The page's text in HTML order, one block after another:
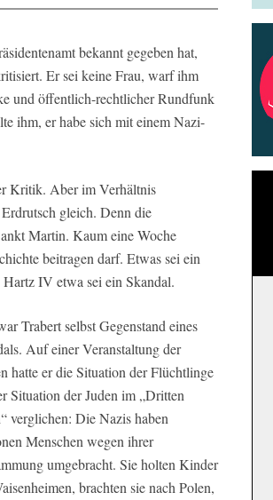
bekannt gegeben hat,
Er sei keine Frau, warf ihm
und öffentlich-rechtlicher Rundfunk
ihm, er habe sich mit einem Nazi-
Kritik. Aber im Verhältnis
gleich. Denn die
Martin. Kaum eine Woche
beitragen darf. Etwas sei ein
IV etwa sei ein Skandal.
Trabert selbst Gegenstand eines
Auf einer Veranstaltung der
hatte er die Situation der Flüchtlinge
Situation der Juden im „Dritten
verglichen: Die Nazis haben
Menschen wegen ihrer
umgebracht. Sie holten Kinder
brachten sie nach Polen,